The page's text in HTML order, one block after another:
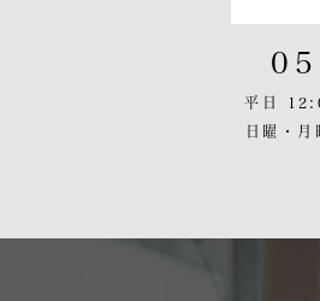
平日
日曜・月